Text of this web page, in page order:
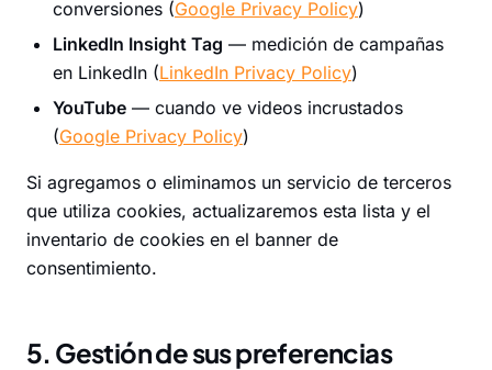
conversiones (Google Privacy Policy)
LinkedIn Insight Tag — medición de campañas
en LinkedIn (LinkedIn Privacy Policy)
YouTube — cuando ve videos incrustados
(Google Privacy Policy)
Si agregamos o eliminamos un servicio de terceros
que utiliza cookies, actualizaremos esta lista y el
inventario de cookies en el banner de
consentimiento.
5. Gestión de sus preferencias